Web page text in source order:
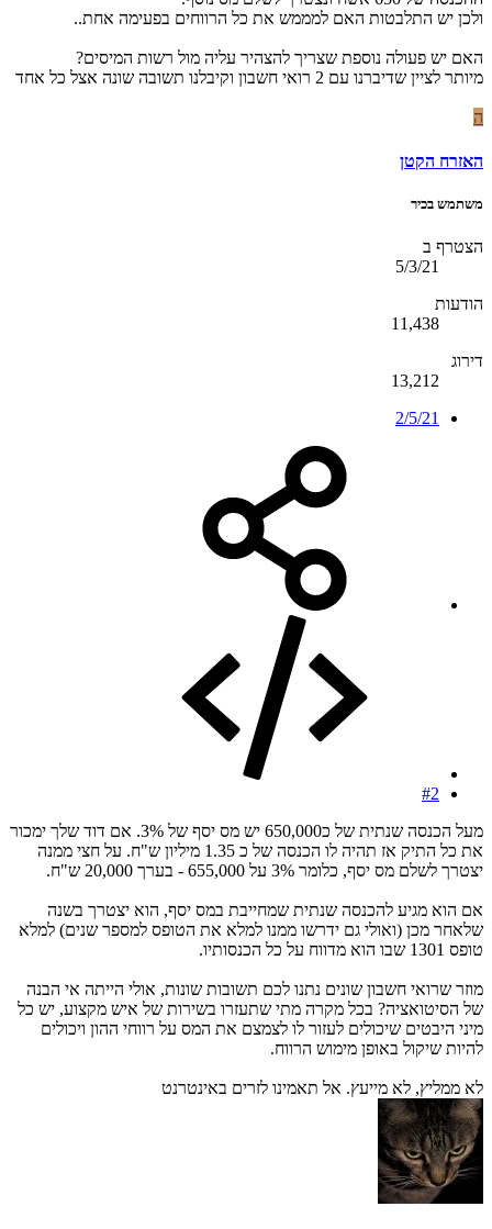
ולכן יש התלבטות האם למממש את כל הרווחים בפעימה אחת..
האם יש פעולה נוספת שצריך להצהיר עליה מול רשות המיסים?
מיותר לציין שדיברנו עם 2 רואי חשבון וקיבלנו תשובה שונה אצל כל אחד
ה
האזרח הקטן
משתמש בכיר
הצטרף ב
5/3/21
הודעות
11,438
דירוג
13,212
2/5/21
#2
מעל הכנסה שנתית של כ650,000 יש מס יסף של 3%. אם דוד שלך ימכור
את כל התיק אז תהיה לו הכנסה של כ 1.35 מיליון ש"ח. על חצי ממנה
יצטרך לשלם מס יסף, כלומר 3% על 655,000 - בערך 20,000 ש"ח.
אם הוא מגיע להכנסה שנתית שמחייבת במס יסף, הוא יצטרך בשנה
שלאחר מכן (ואולי גם ידרשו ממנו למלא את הטופס למספר שנים) למלא
טופס 1301 שבו הוא מדווח על כל הכנסותיו.
מוזר שרואי חשבון שונים נתנו לכם תשובות שונות, אולי הייתה אי הבנה
של הסיטואציה? בכל מקרה מתי שתעזרו בשירות של איש מקצוע, יש כל
מיני היבטים שיכולים לעזור לו לצמצם את המס על רווחי ההון ויכולים
להיות שיקול באופן מימוש הרווח.
לא ממליץ, לא מייעץ. אל תאמינו לזרים באינטרנט